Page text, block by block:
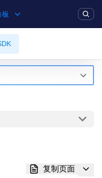
Legacy 文档
高拟真、自然流畅的实时语
复制页面